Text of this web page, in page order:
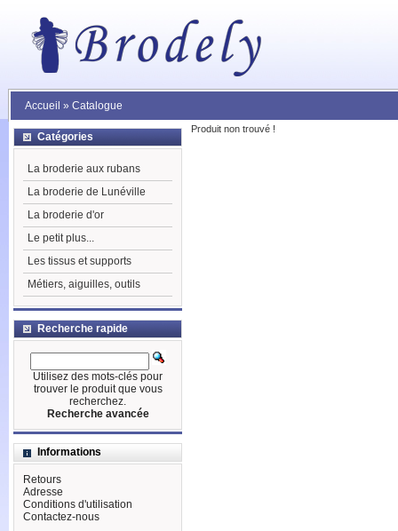
Accueil » Catalogue
Produit non trouvé !
Catégories
La broderie aux rubans
La broderie de Lunéville
La broderie d'or
Le petit plus...
Les tissus et supports
Métiers, aiguilles, outils
Recherche rapide
Utilisez des mots-clés pour
trouver le produit que vous
recherchez.
Recherche avancée
Informations
Retours
Adresse
Conditions d'utilisation
Contactez-nous